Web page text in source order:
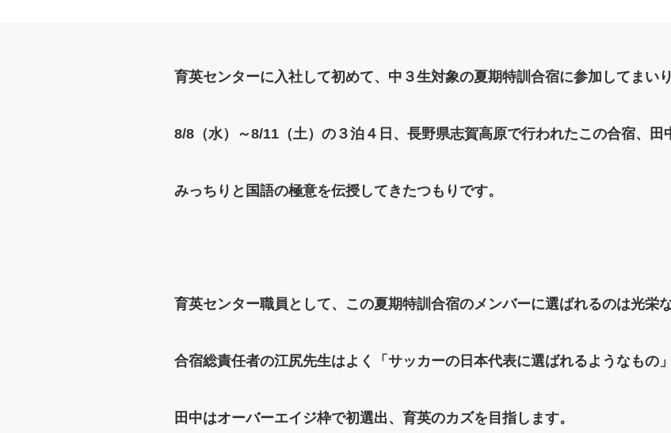
育英センターに入社して初めて、中３生対象の夏期特訓合宿に参加してまいり
8/8（水）～8/11（土）の３泊４日、長野県志賀高原で行われたこの合宿、田
みっちりと国語の極意を伝授してきたつもりです。
育英センター職員として、この夏期特訓合宿のメンバーに選ばれるのは光栄な
合宿総責任者の江尻先生はよく「サッカーの日本代表に選ばれるようなもの
田中はオーバーエイジ枠で初選出、育英のカズを目指します。